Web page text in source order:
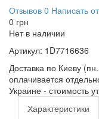
Отзывов 0 Написать
0 грн
Нет в наличии
Артикул: 1D7716636
Доставка по Киеву
оплачивается
Украине - стоимость
Характеристики